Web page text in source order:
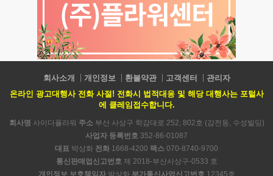
회사소개 개인정보 환불약관 고객센터
관리자
온라인 광고대행사 전화 사절! 전화시 법적대응 및 해당 대행사는 포털사
에 클레임접수합니다.
회사명 사이다플라워 주소 부산 사상구 학감대로 252, 802호 (감전동, 수성빌딩)
사업자 등록번호 352-86-01087
대표 박상화 전화 1668-4200 팩스 070-8740-9700
통신판매업신고번호 제 2018-부산사상구-0533 호
개인정보 보호책임자박상화 부가통신사업신고번호 12345호